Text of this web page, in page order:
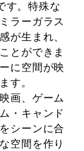
す。特殊な
ラーガラス
が生まれ、
とができま
に空間が映
す。
画、ゲーム
・キャンド
シーンに合
空間を作り